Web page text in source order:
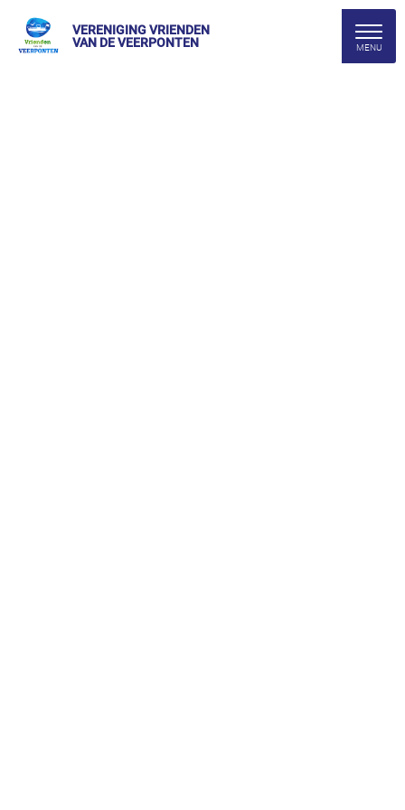
VERENIGING VRIENDEN
VAN DE VEERPONTEN